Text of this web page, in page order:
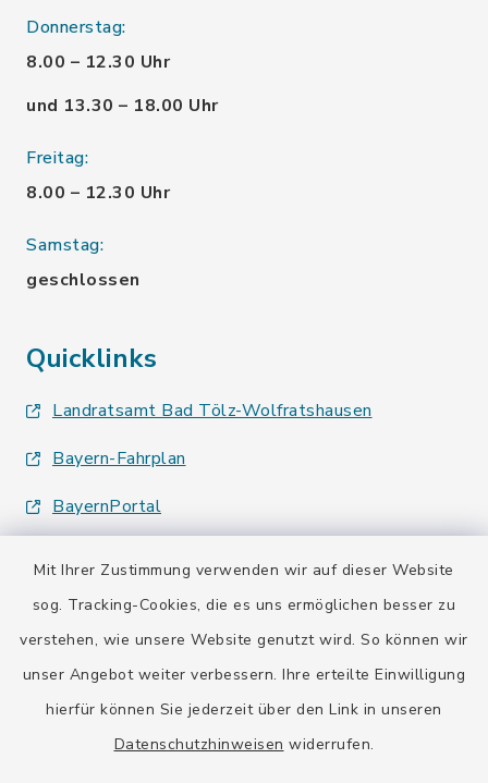
Mit Ihrer Zustimmung verwenden wir auf dieser Website
sog. Tracking-Cookies, die es uns ermöglichen besser zu
verstehen, wie unsere Website genutzt wird. So können wir
unser Angebot weiter verbessern. Ihre erteilte Einwilligung
hierfür können Sie jederzeit über den Link in unseren
Datenschutzhinweisen widerrufen.
Donnerstag:
8.00 – 12.30 Uhr
und 13.30 – 18.00 Uhr
Freitag:
8.00 – 12.30 Uhr
Samstag:
geschlossen
Quicklinks
Landratsamt Bad Tölz-Wolfratshausen
Bayern-Fahrplan
BayernPortal
Kontakt
Barrierefreiheit